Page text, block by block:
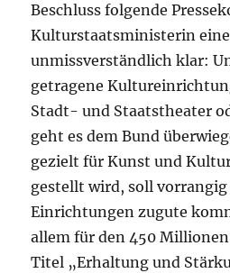
Beschluss folgende
Kulturstaatsministerin
unmissverständlich klar:
getragene
Stadt- und Staatstheater
geht es dem Bund
gezielt für Kunst und
gestellt wird, soll
Einrichtungen zugute
allem für den 450
Titel „Erhaltung und